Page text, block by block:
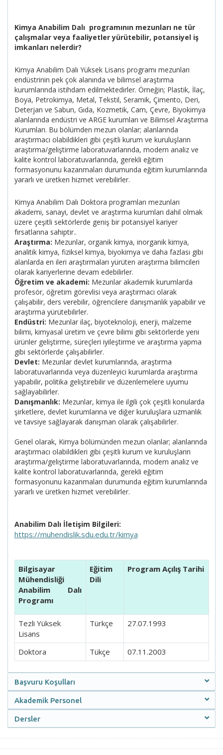
Kimya Anabilim Dalı programının mezunları ne tür
çalışmalar veya faaliyetler yürütebilir, potansiyel iş
imkanları nelerdir?
Kimya Anabilim Dalı Yüksek Lisans programı mezunları
endüstrinin pek çok alanında ve bilimsel araştırma
kurumlarında istihdam edilmektedirler. Örneğin; Plastik, İlaç,
Boya, Petrokimya, Metal, Tekstil, Seramik, Çimento, Deri,
Deterjan ve Sabun, Gıda, Kozmetik, Cam, Çevre, Biyokimya
alanlarında endüstri ve ARGE kurumları ve Bilimsel Araştırma
Kurumları. Bu bölümden mezun olanlar; alanlarında
araştırmacı olabildikleri gibi çeşitli kurum ve kuruluşların
araştırma/geliştirme laboratuvarlarında, modern analiz ve
kalite kontrol laboratuvarlarında, gerekli eğitim
formasyonunu kazanmaları durumunda eğitim kurumlarında
yararlı ve üretken hizmet verebilirler.
Kimya Anabilim Dalı Doktora programları mezunları
akademi, sanayi, devlet ve araştırma kurumları dahil olmak
üzere çeşitli sektörlerde geniş bir potansiyel kariyer
fırsatlarına sahiptir..
Araştırma: Mezunlar, organik kimya, inorganik kimya,
analitik kimya, fiziksel kimya, biyokimya ve daha fazlası gibi
alanlarda en ileri araştırmaları yürüten araştırma bilimcileri
olarak kariyerlerine devam edebilirler.
Öğretim ve akademi: Mezunlar akademik kurumlarda
profesör, öğretim görevlisi veya araştırmacı olarak
çalışabilir, ders verebilir, öğrencilere danışmanlık yapabilir ve
araştırma yürütebilirler.
Endüstri: Mezunlar ilaç, biyoteknoloji, enerji, malzeme
bilimi, kimyasal üretim ve çevre bilimi gibi sektörlerde yeni
ürünler geliştirme, süreçleri iyileştirme ve araştırma yapma
gibi sektörlerde çalışabilirler.
Devlet: Mezunlar devlet kurumlarında, araştırma
laboratuvarlarında veya düzenleyici kurumlarda araştırma
yapabilir, politika geliştirebilir ve düzenlemelere uyumu
sağlayabilirler.
Danışmanlık: Mezunlar, kimya ile ilgili çok çeşitli konularda
şirketlere, devlet kurumlarına ve diğer kuruluşlara uzmanlık
ve tavsiye sağlayarak danışman olarak çalışabilirler.
Genel olarak, Kimya bölümünden mezun olanlar; alanlarında
araştırmacı olabildikleri gibi çeşitli kurum ve kuruluşların
araştırma/geliştirme laboratuvarlarında, modern analiz ve
kalite kontrol laboratuvarlarında, gerekli eğitim
formasyonunu kazanmaları durumunda eğitim kurumlarında
yararlı ve üretken hizmet verebilirler.
Anabilim Dalı İletişim Bilgileri:
https://muhendislik.sdu.edu.tr/kimya
Bilgisayar
Mühendisliği
Anabilim Dalı
Programı
Eğitim
Dili
Program Açılış Tarihi
Tezli Yüksek
Lisans
Türkçe 27.07.1993
Doktora Tükçe 07.11.2003
Başvuru Koşulları
Akademik Personel
Dersler